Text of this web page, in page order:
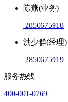
陈燕(业务)
2850675918
洪少群(经理)
2850675919
服务热线
400-001-0769